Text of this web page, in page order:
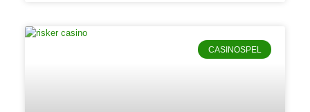
CASINOSPEL